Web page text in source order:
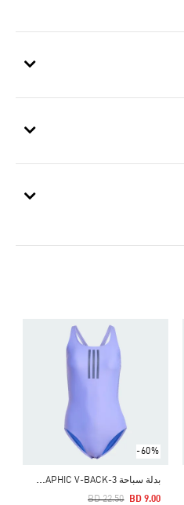
-60%
ب
دلة سباحة 3-STRIPES GRAPHIC V-BACK
Price Reduced From
BD 22.50
To BD 9.00